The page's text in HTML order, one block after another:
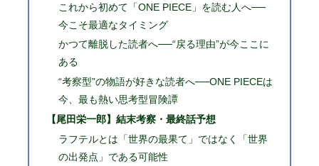
これから初めて「ONE PIECE」を読む人へ──
今こそ最適なタイミング
かつて離脱した読者へ──“戻る理由”が今ここに
ある
“考察型”の物語が好きな読者へ──ONE PIECEは
今、最も熱い思考型冒険譚
【尾田栄一郎】結末考察・最終話予想
ラフテルとは「世界の最果て」ではなく「世界
の出発点」である可能性